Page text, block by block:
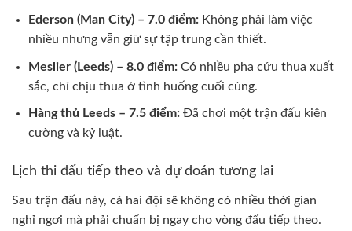
Ederson (Man City) – 7.0 điểm:Không phải làm việc
nhiều nhưng vẫn giữ sự tập trung cần thiết.
Meslier (Leeds) – 8.0 điểm:Có nhiều pha cứu thua xuất
sắc, chỉ chịu thua ở tình huống cuối cùng.
Hàng thủ Leeds – 7.5 điểm:Đã chơi một trận đấu kiên
cường và kỷ luật.
Lịch thi đấu tiếp theo và dự đoán tương lai
Sau trận đấu này, cả hai đội sẽ không có nhiều thời gian
nghỉ ngơi mà phải chuẩn bị ngay cho vòng đấu tiếp theo.